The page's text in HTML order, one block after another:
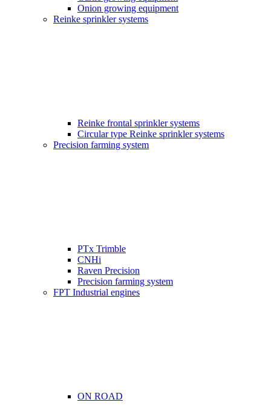
Onion growing equipment
Reinke sprinkler systems
Reinke frontal sprinkler systems
Circular type Reinke sprinkler systems
Precision farming system
PTx Trimble
CNHi
Raven Precision
Precision farming system
FPT Industrial engines
ON ROAD